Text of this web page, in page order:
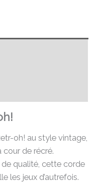
oh! au style vintage,
de récré.
qualité, cette corde
les jeux d’autrefois.